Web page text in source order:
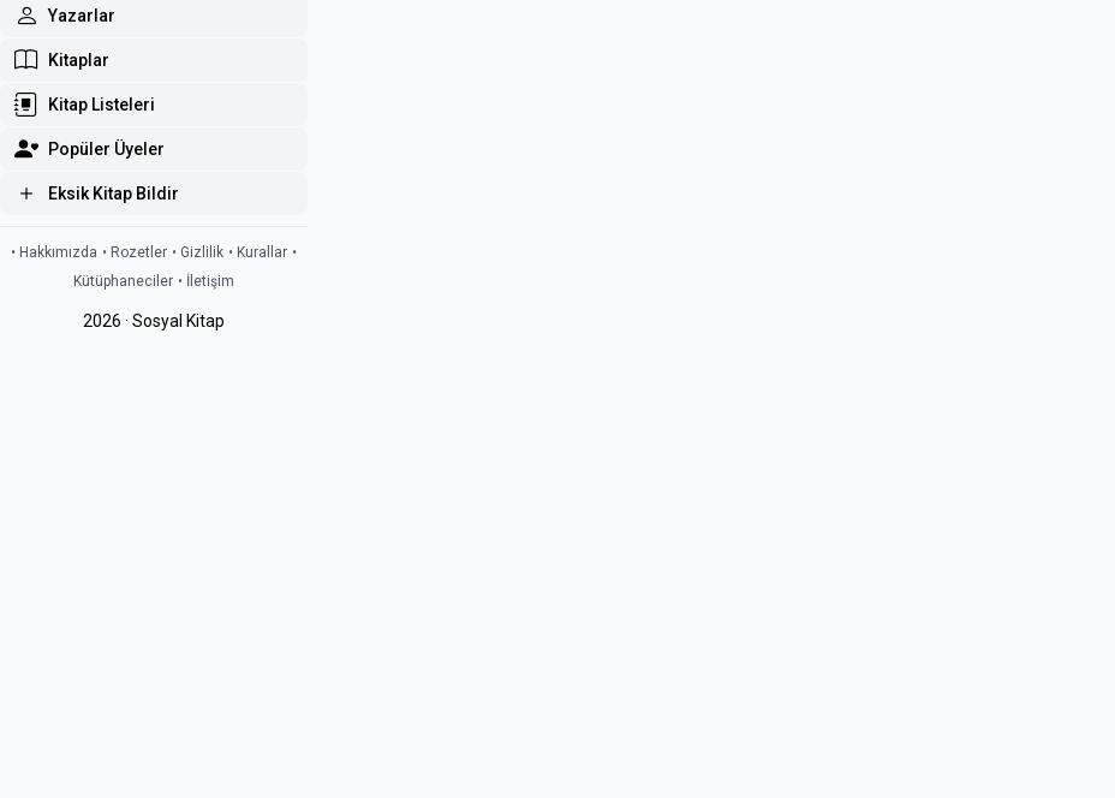
Yazarlar
Kitaplar
Kitap Listeleri
Popüler Üyeler
Eksik Kitap Bildir
• Hakkımızda • Rozetler • Gizlilik • Kurallar •
Kütüphaneciler • İletişim
2026 · Sosyal Kitap